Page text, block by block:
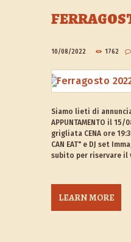
10/08/2022 1762
Siamo lieti di
APPUNTAMENTO il 15/
grigliata CENA ore
CAN EAT" e DJ set
subito per riservare il
LEARN MORE